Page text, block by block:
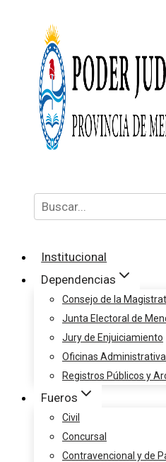
Institucional
Dependencias
Consejo de la
Junta Electoral de
Jury de Enjuiciamiento
Oficinas
Registros Públicos y
Fueros
Civil
Concursal
Contravencional y de